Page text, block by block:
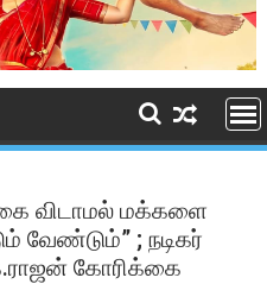
விடாமல் மக்களை
வேண்டும்” ; நடிகர்
கோரிக்கை